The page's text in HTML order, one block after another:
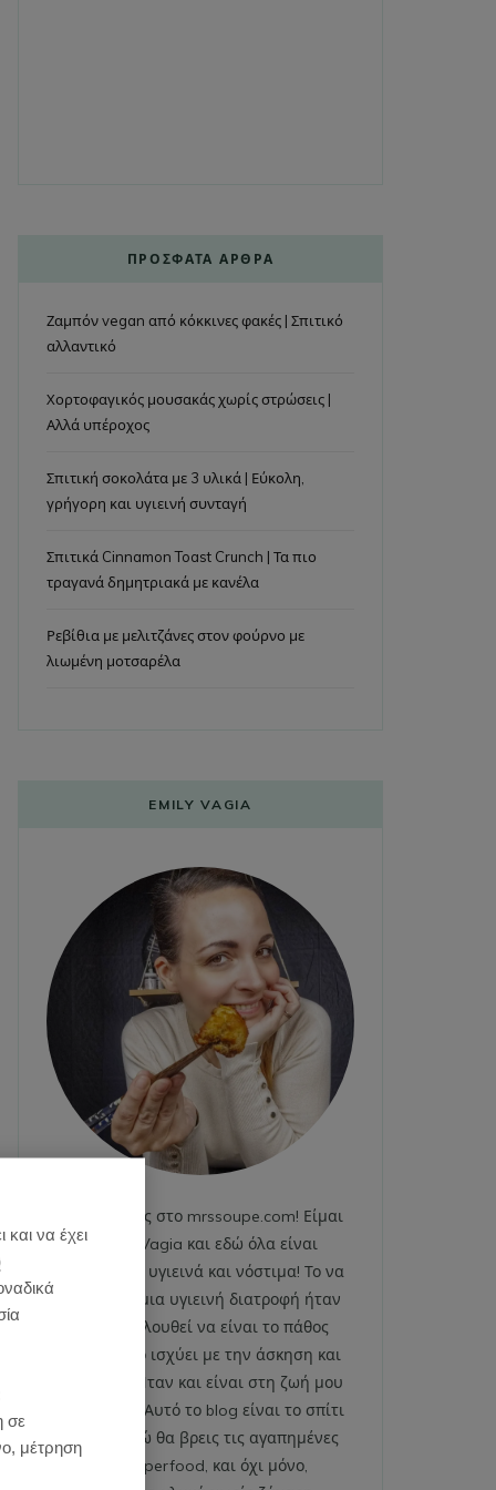
ΠΡΌΣΦΑΤΑ ΆΡΘΡΑ
Ζαμπόν vegan από κόκκινες φακές | Σπιτικό
αλλαντικό
Χορτοφαγικός μουσακάς χωρίς στρώσεις |
Αλλά υπέροχος
Σπιτική σοκολάτα με 3 υλικά | Εύκολη,
γρήγορη και υγιεινή συνταγή
Σπιτικά Cinnamon Toast Crunch | Τα πιο
τραγανά δημητριακά με κανέλα
Ρεβίθια με μελιτζάνες στον φούρνο με
λιωμένη μοτσαρέλα
EMILY VAGIA
Καλωσήρθες στο mrssoupe.com! Είμαι
η Emily Vagia και εδώ όλα είναι
χαρούμενα, υγιεινά και νόστιμα! Το να
ακολουθώ μια υγιεινή διατροφή ήταν
και εξακολουθεί να είναι το πάθος
μου. Το ίδιο ισχύει με την άσκηση και
το fitness. Ήταν και είναι στη ζωή μου
από πάντα. Αυτό το blog είναι το σπίτι
μου και εδώ θα βρεις τις αγαπημένες
μου superfood, και όχι μόνο,
να έχει
σε
μέτρηση